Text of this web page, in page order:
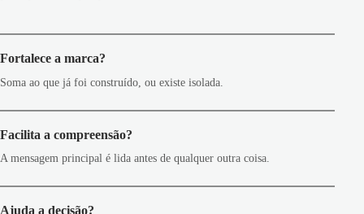
Fortalece a marca?
Soma ao que já foi construído, ou existe isolada.
Facilita a compreensão?
A mensagem principal é lida antes de qualquer outra coisa.
Ajuda a decisão?